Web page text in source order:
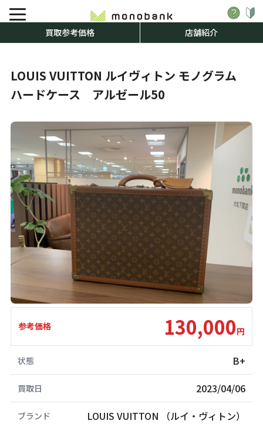
買取参考価格 店舗紹介
LOUIS VUITTON ルイヴィトン モノグラム
ハードケース アルゼール50
参考価格 130,000円
状態 B+
買取日 2023/04/06
ブランド LOUIS VUITTON （ルイ・ヴィトン）